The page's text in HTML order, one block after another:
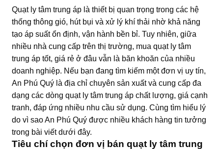
Quạt ly tâm trung áp là thiết bị quan trọng trong các hệ
thống thông gió, hút bụi và xử lý khí thải nhờ khả năng
tạo áp suất ổn định, vận hành bền bỉ. Tuy nhiên, giữa
nhiều nhà cung cấp trên thị trường, mua quạt ly tâm
trung áp tốt, giá rẻ ở đâu vẫn là băn khoăn của nhiều
doanh nghiệp. Nếu bạn đang tìm kiếm một đơn vị uy tín,
An Phú Quý là địa chỉ chuyên sản xuất và cung cấp đa
dạng các dòng quạt ly tâm trung áp chất lượng, giá cạnh
tranh, đáp ứng nhiều nhu cầu sử dụng. Cùng tìm hiểu lý
do vì sao An Phú Quý được nhiều khách hàng tin tưởng
trong bài viết dưới đây.
Tiêu chí chọn đơn vị bán quạt ly tâm trung